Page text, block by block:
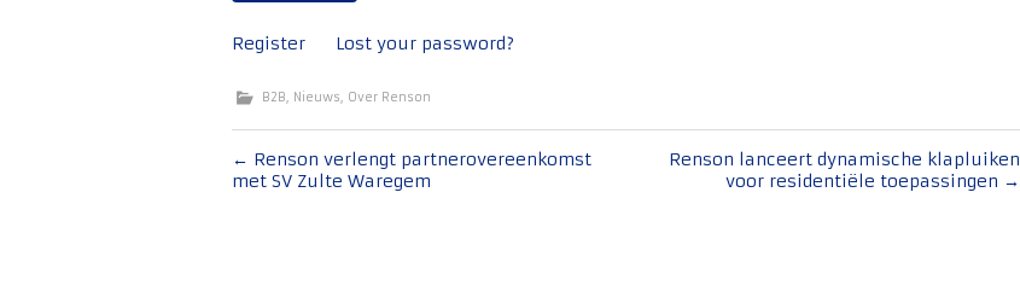
Register Lost your password?
B2B, Nieuws, Over Renson
Bericht
navigatie
← Renson verlengt partnerovereenkomst
met SV Zulte Waregem
Renson lanceert dynamische klapluiken
voor residentiële toepassingen →